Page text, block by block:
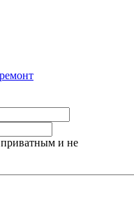
приватным и не